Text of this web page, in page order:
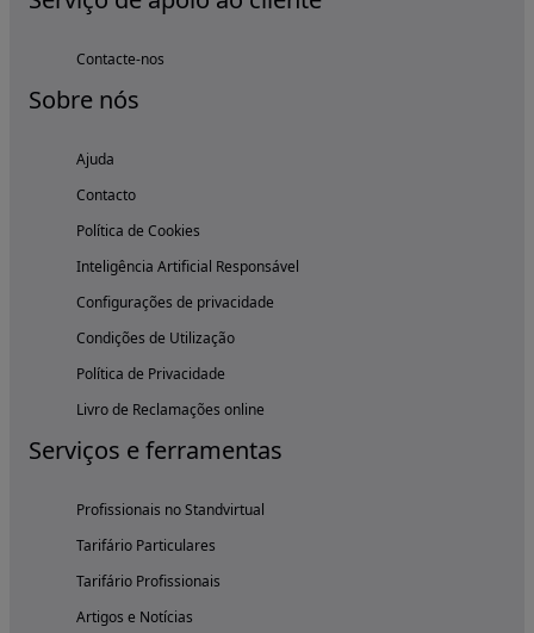
Contacte-nos
Sobre nós
Ajuda
Contacto
Política de Cookies
Inteligência Artificial Responsável
Configurações de privacidade
Condições de Utilização
Política de Privacidade
Livro de Reclamações online
Serviços e ferramentas
Profissionais no Standvirtual
Tarifário Particulares
Tarifário Profissionais
Artigos e Notícias